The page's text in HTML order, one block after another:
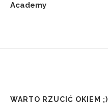
Academy
WARTO RZUCIĆ OKIEM ;)